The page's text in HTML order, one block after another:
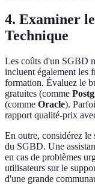
4. Examiner
Technique
Les coûts d'un SGBD
incluent également les
formation. Évaluez le
gratuites (comme
(comme Oracle).
rapport qualité-prix
En outre, considérez le
du SGBD. Une
en cas de problèmes
utilisateurs sur le
d'une grande